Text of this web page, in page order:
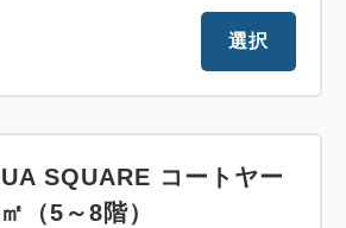
込みください。尚、AQUA
屋番号はご指定いただけません。
選択
SQUARE コートヤー
（5～8階）